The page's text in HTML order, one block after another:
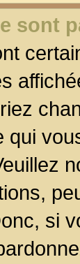
sont
qui
si